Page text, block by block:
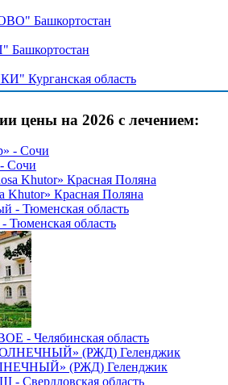
Башкортостан
Курганская область
цены на 2026 с лечением:
Сочи
Khutor» Красная Поляна
Тюменская область
Челябинская область
(РЖД) Геленджик